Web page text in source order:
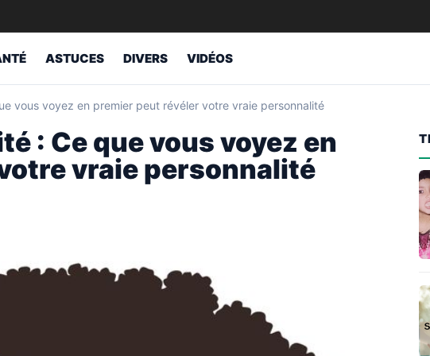
ASTUCES DIVERS VIDÉOS
vous voyez en premier peut révéler votre vraie personnalité
: Ce que vous voyez en
vraie personnalité